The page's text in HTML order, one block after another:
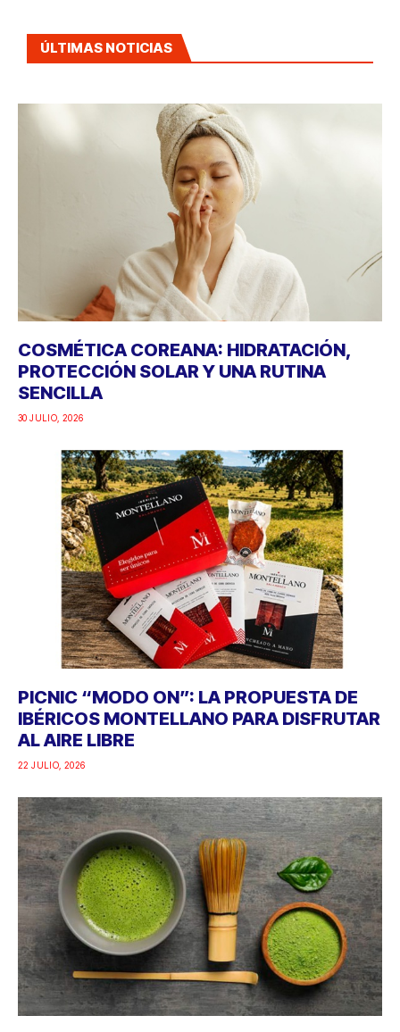
ÚLTIMAS NOTICIAS
COSMÉTICA COREANA: HIDRATACIÓN,
PROTECCIÓN SOLAR Y UNA RUTINA
SENCILLA
30 JULIO, 2026
PICNIC “MODO ON”: LA PROPUESTA DE
IBÉRICOS MONTELLANO PARA DISFRUTAR
AL AIRE LIBRE
22 JULIO, 2026